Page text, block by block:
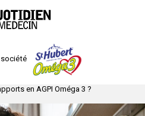
société
en AGPI Oméga 3 ?